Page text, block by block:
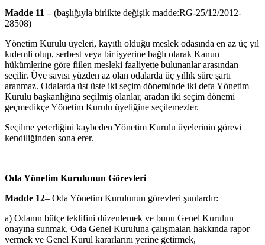
Madde 11 –(başlığıyla birlikte değişik madde:RG-25/12/2012-
28508)
Yönetim Kurulu üyeleri, kayıtlı olduğu meslek odasında en az üç yıl
kıdemli olup, serbest veya bir işyerine bağlı olarak Kanun
hükümlerine göre fiilen mesleki faaliyette bulunanlar arasından
seçilir. Üye sayısı yüzden az olan odalarda üç yıllık süre şartı
aranmaz. Odalarda üst üste iki seçim döneminde iki defa Yönetim
Kurulu başkanlığına seçilmiş olanlar, aradan iki seçim dönemi
geçmedikçe Yönetim Kurulu üyeliğine seçilemezler.
Seçilme yeterliğini kaybeden Yönetim Kurulu üyelerinin görevi
kendiliğinden sona erer.
Oda Yönetim Kurulunun Görevleri
Madde 12– Oda Yönetim Kurulunun görevleri şunlardır:
a) Odanın bütçe teklifini düzenlemek ve bunu Genel Kurulun
onayına sunmak, Oda Genel Kuruluna çalışmaları hakkında rapor
vermek ve Genel Kurul kararlarını yerine getirmek,